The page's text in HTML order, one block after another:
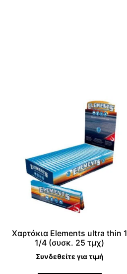
Χαρτάκια Elements ultra thin 1
1/4 (συσκ. 25 τμχ)
Συνδεθείτε για τιμή